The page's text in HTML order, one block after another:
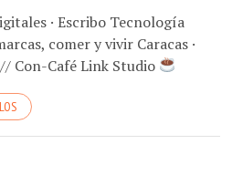
· Escribo Tecnología
comer y vivir Caracas ·
Con-Café Link Studio